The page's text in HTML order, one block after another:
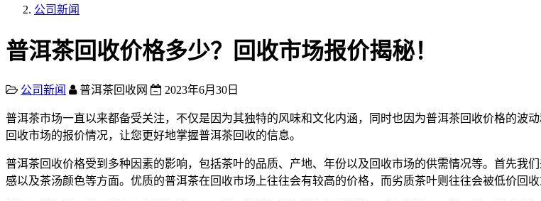
公司新闻
普洱茶回收价格多少？回收市场报价揭秘！
公司新闻 普洱茶回收网 2023年6月30日
普洱茶市场一直以来都备受关注，不仅是因为其独特的风味和文化内涵，同时也因为普洱茶回收价格的波
回收市场的报价情况，让您更好地掌握普洱茶回收的信息。
普洱茶回收价格受到多种因素的影响，包括茶叶的品质、产地、年份以及回收市场的供需情况等。首先我
感以及茶汤颜色等方面。优质的普洱茶在回收市场上往往会有较高的价格，而劣质茶叶则往往会被低价回收